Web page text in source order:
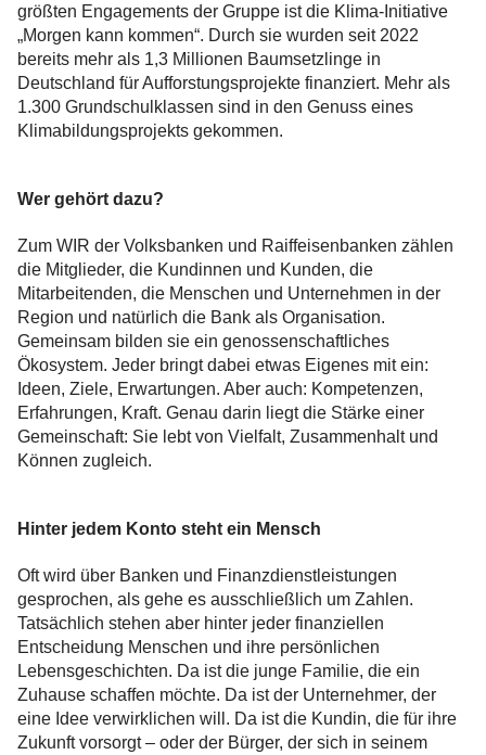
größten Engagements der Gruppe ist die Klima-Initiative
„Morgen kann kommen“. Durch sie wurden seit 2022
bereits mehr als 1,3 Millionen Baumsetzlinge in
Deutschland für Aufforstungsprojekte finanziert. Mehr als
1.300 Grundschulklassen sind in den Genuss eines
Klimabildungsprojekts gekommen.
Wer gehört dazu?
Zum WIR der Volksbanken und Raiffeisenbanken zählen
die Mitglieder, die Kundinnen und Kunden, die
Mitarbeitenden, die Menschen und Unternehmen in der
Region und natürlich die Bank als Organisation.
Gemeinsam bilden sie ein genossenschaftliches
Ökosystem. Jeder bringt dabei etwas Eigenes mit ein:
Ideen, Ziele, Erwartungen. Aber auch: Kompetenzen,
Erfahrungen, Kraft. Genau darin liegt die Stärke einer
Gemeinschaft: Sie lebt von Vielfalt, Zusammenhalt und
Können zugleich.
Hinter jedem Konto steht ein Mensch
Oft wird über Banken und Finanzdienstleistungen
gesprochen, als gehe es ausschließlich um Zahlen.
Tatsächlich stehen aber hinter jeder finanziellen
Entscheidung Menschen und ihre persönlichen
Lebensgeschichten. Da ist die junge Familie, die ein
Zuhause schaffen möchte. Da ist der Unternehmer, der
eine Idee verwirklichen will. Da ist die Kundin, die für ihre
Zukunft vorsorgt – oder der Bürger, der sich in seinem